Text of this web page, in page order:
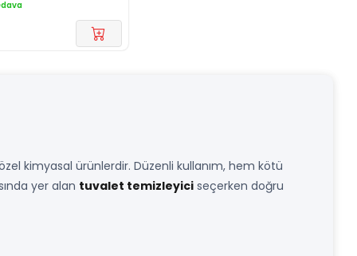
kimyasal ürünlerdir. Düzenli kullanım, hem kötü
yer alan tuvalet temizleyici seçerken doğru